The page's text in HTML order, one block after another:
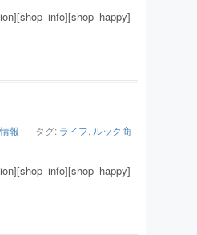
報 - タグ: ライフ, ルック商